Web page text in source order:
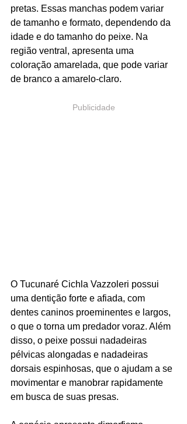
pretas. Essas manchas podem variar
de tamanho e formato, dependendo da
idade e do tamanho do peixe. Na
região ventral, apresenta uma
coloração amarelada, que pode variar
de branco a amarelo-claro.
Publicidade
O Tucunaré Cichla Vazzoleri possui
uma dentição forte e afiada, com
dentes caninos proeminentes e largos,
o que o torna um predador voraz. Além
disso, o peixe possui nadadeiras
pélvicas alongadas e nadadeiras
dorsais espinhosas, que o ajudam a se
movimentar e manobrar rapidamente
em busca de suas presas.